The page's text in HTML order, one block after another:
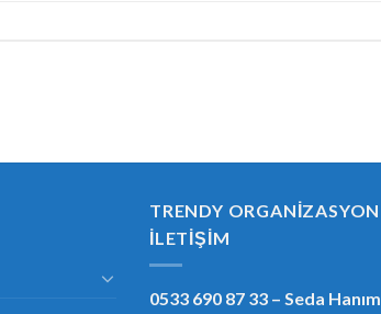
TRENDY ORGANIZASYON
İLETIŞIM
0533 690 87 33 – Seda Hanım